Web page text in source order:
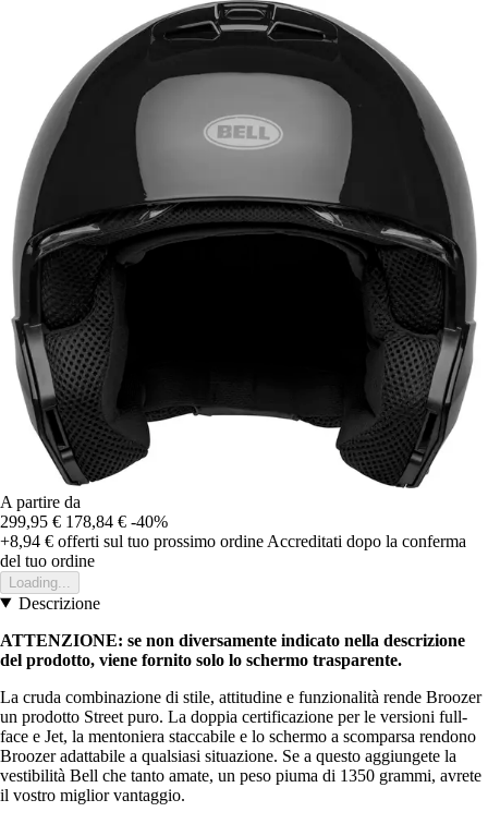
A partire da
299,95 € 178,84 € -40%
+8,94 € offerti sul tuo prossimo ordine Accreditati dopo la conferma
del tuo ordine
Loading...
Descrizione
ATTENZIONE: se non diversamente indicato nella descrizione
del prodotto, viene fornito solo lo schermo trasparente.
La cruda combinazione di stile, attitudine e funzionalità rende Broozer
un prodotto Street puro. La doppia certificazione per le versioni full-
face e Jet, la mentoniera staccabile e lo schermo a scomparsa rendono
Broozer adattabile a qualsiasi situazione. Se a questo aggiungete la
vestibilità Bell che tanto amate, un peso piuma di 1350 grammi, avrete
il vostro miglior vantaggio.